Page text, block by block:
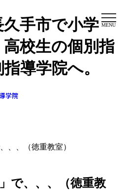
手市で小学
校生の個別指
導学院へ。
学院
MENU
、、（徳重教室）
で、、、（徳重教